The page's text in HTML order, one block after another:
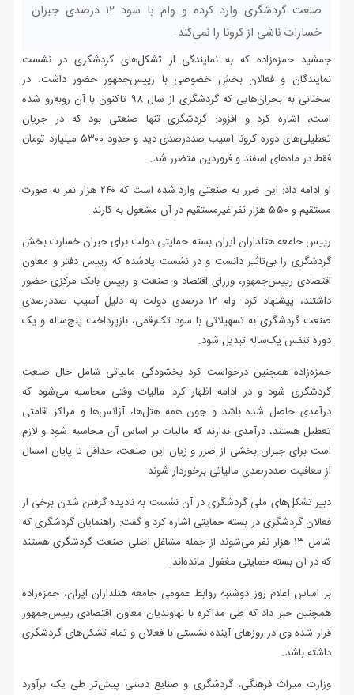
صنعت گردشگری وارد کرده و وام با سود ۱۲ درصدی جبران
خسارات ناشی از کرونا را نمی‌کند.
جمشید حمزه‌زاده که به نمایندگی از تشکل‌های گردشگری در نشست
نمایندگان و فعالان بخش خصوصی با رییس‌جمهور حضور داشت، در
سخنانی به بحران‌هایی که گردشگری از سال ۹۸ تاکنون با آن روبه‌رو شده
است، اشاره کرد و افزود: گردشگری تنها صنعتی بود که در جریان
تعطیلی‌های دوره کرونا آسیب صددرصدی دید و حدود ۵۳۰۰ میلیارد تومان
فقط در ماه‌های اسفند و فروردین متضرر شد.
او ادامه داد: این ضرر به صنعتی وارد شده است که ۲۴۰ هزار نفر به صورت
مستقیم و ۵۵۰ هزار نفر غیرمستقیم در آن مشغول به کارند.
رییس جامعه هتلداران ایران بسته حمایتی دولت برای جبران خسارت بخش
گردشگری را بی‌تاثیر دانست و در نشست یادشده که رییس دفتر و معاون
اقتصادی رییس‌جمهور، وزرای اقتصاد و صنعت و رییس بانک مرکزی حضور
داشتند، پیشنهاد کرد: وام ۱۲ درصدی دولت به دلیل آسیب صددرصدی
صنعت گردشگری به تسهیلاتی با سود تک‌رقمی، بازپرداخت پنج‌ساله و یک
دوره تنفس یک‌ساله تبدیل شود.
حمزه‌زاده همچنین درخواست کرد بخشودگی مالیاتی شامل حال صنعت
گردشگری شود و در ادامه اظهار کرد: مالیات وقتی محاسبه می‌شود که
درآمدی حاصل شده باشد و چون همه هتل‌ها، آژانس‌ها و مراکز اقامتی
تعطیل هستند، درآمدی ندارند که مالیات بر اساس آن محاسبه شود و لازم
است برای جبران بخشی از ضرر و زیان این صنعت، حداقل تا پایان امسال
از معافیت صددرصدی مالیاتی برخوردار شوند.
دبیر تشکل‌های ملی گردشگری در آن نشست به نادیده گرفتن شدن برخی از
فعالان گردشگری در بسته حمایتی اشاره کرد و گفت: راهنمایان گردشگری که
شامل ۱۳ هزار نفر می‌شوند از جمله مشاغل اصلی صنعت گردشگری هستند
که در آن بسته حمایتی مغفول مانده‌اند.
بر اساس اعلام روز دوشنبه روابط عمومی جامعه هتلداران ایران، حمزه‌زاده
همچنین خبر داد که طی مذاکره با نهاوندیان معاون اقتصادی رییس‌جمهور
قرار شده وی در روزهای آینده نشستی با فعالان و تمام تشکل‌های گردشگری
داشته باشد.
وزارت میراث فرهنگی، گردشگری و صنایع دستی پیش‌تر طی یک برآورد